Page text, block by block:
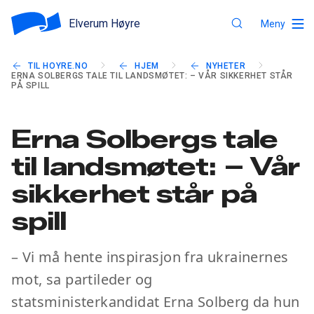
Elverum Høyre Meny
TIL HOYRE.NO HJEM
NYHETER
ERNA SOLBERGS TALE TIL LANDSMØTET: – VÅR SIKKERHET STÅR
PÅ SPILL
Erna Solbergs tale
til landsmøtet: – Vår
sikkerhet står på
spill
– Vi må hente inspirasjon fra ukrainernes
mot, sa partileder og
statsministerkandidat Erna Solberg da hun